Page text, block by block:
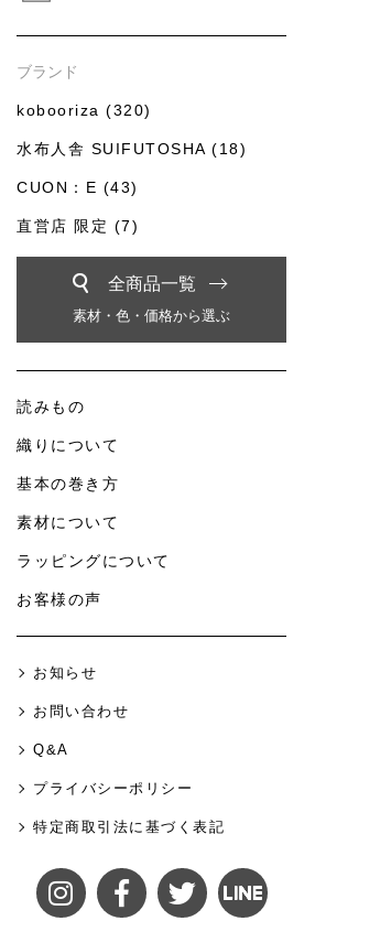
ブランド
kobooriza (320)
水布人舎 SUIFUTOSHA (18)
CUON：E (43)
直営店 限定 (7)
全商品一覧
素材・色・価格から選ぶ
読みもの
織りについて
基本の巻き方
素材について
ラッピングについて
お客様の声
お知らせ
お問い合わせ
Q&A
プライバシーポリシー
特定商取引法に基づく表記